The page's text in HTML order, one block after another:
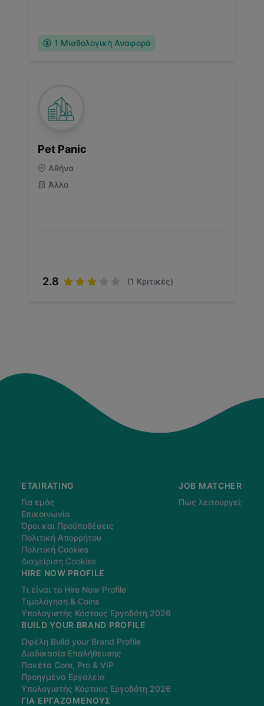
1 Μισθολογική Αναφορά
Pet Panic
Αθήνα
Άλλο
2.8 (1 Κριτικές)
ETAIRATING
Για εμάς
Επικοινωνία
Όροι και Προϋποθέσεις
Πολιτική Απορρήτου
Πολιτική Cookies
Διαχείριση Cookies
JOB MATCHER
Πώς λειτουργεί;
HIRE NOW PROFILE
Τι είναι το Hire Now Profile
Τιμολόγηση & Coins
Υπολογιστής Κόστους Εργοδότη 2026
BUILD YOUR BRAND PROFILE
Ωφέλη Build your Brand Profile
Διαδικασία Επαλήθευσης
Πακέτα Core, Pro & VIP
Προηγμένα Εργαλεία
Υπολογιστής Κόστους Εργοδότη 2026
ΓΙΑ ΕΡΓΑΖΌΜΕΝΟΥΣ